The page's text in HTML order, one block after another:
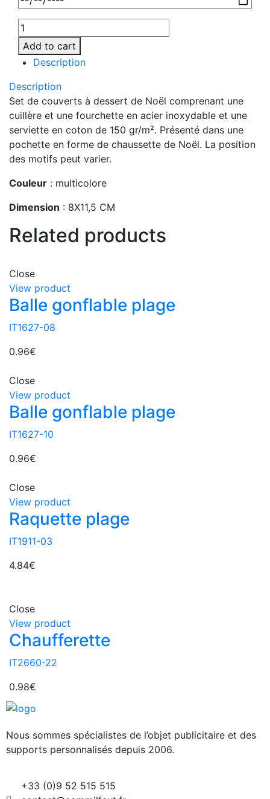
Add to cart
Description
Description
Set de couverts à dessert de Noël comprenant une
cuillère et une fourchette en acier inoxydable et une
serviette en coton de 150 gr/m². Présenté dans une
pochette en forme de chaussette de Noël. La position
des motifs peut varier.
Couleur : multicolore
Dimension : 8X11,5 CM
Related products
Close
View product
Balle gonflable plage
IT1627-08
0.96€
Close
View product
Balle gonflable plage
IT1627-10
0.96€
Close
View product
Raquette plage
IT1911-03
4.84€
Close
View product
Chaufferette
IT2660-22
0.98€
Nous sommes spécialistes de l’objet publicitaire et des
supports personnalisés depuis 2006.
+33 (0)9 52 515 515